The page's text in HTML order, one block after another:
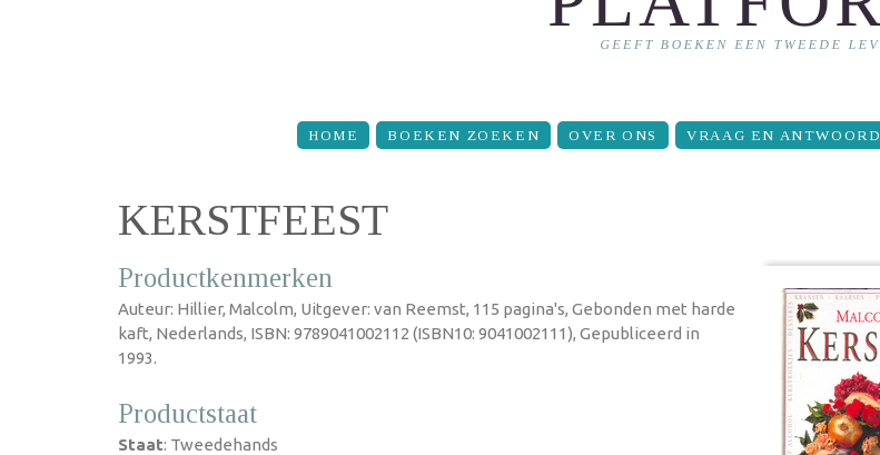
HOME BOEKEN ZOEKEN OVER ONS VRAAG EN ANTWOORD
KERSTFEEST
Productkenmerken
Auteur: Hillier, Malcolm, Uitgever: van Reemst, 115 pagina's, Gebonden met harde
kaft, Nederlands, ISBN: 9789041002112 (ISBN10: 9041002111), Gepubliceerd in
1993.
Productstaat
Staat: Tweedehands